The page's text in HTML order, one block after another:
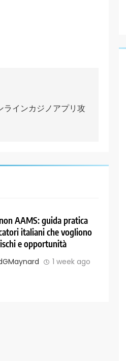
ラインカジノアプリ攻
AAMS: guida pratica
italiani che vogliono
e opportunità
1 week ago